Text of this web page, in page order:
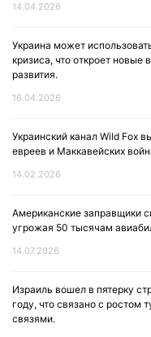
14.04.2026
Украина может
кризиса, что откроет новые
развития.
16.04.2026
Украинский канал Wild Fox
евреев и Маккавейских
14.02.2026
Американские заправщики
угрожая 50 тысячам
14.07.2026
Израиль вошел в пятерку
году, что связано с ростом
связями.